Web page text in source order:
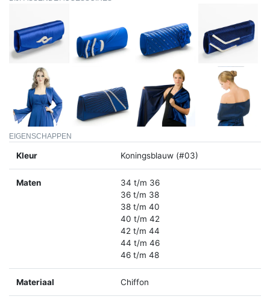
EIGENSCHAPPEN
Kleur Koningsblauw (#03)
Maten
34 t/m 36
36 t/m 38
38 t/m 40
40 t/m 42
42 t/m 44
44 t/m 46
46 t/m 48
Materiaal Chiffon